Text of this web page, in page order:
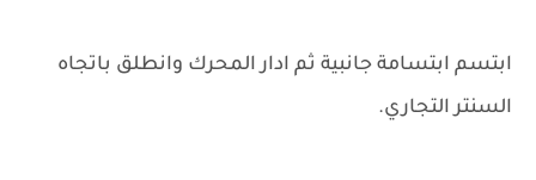
ابتسم ابتسامة جانبية ثم ادار المحرك وانطلق باتجاه
السنتر التجاري.